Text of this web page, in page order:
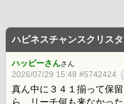
ハピネスチャンスクリス
ハッピーさんさん
2026/07/29 15:48 #5742424
真ん中に３４１揃って保